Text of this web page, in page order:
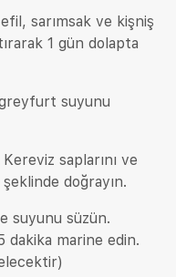
sarımsak ve kişniş
1 gün dolapta
suyunu
saplarını ve
doğrayın.
suyunu süzün.
dakika marine edin.